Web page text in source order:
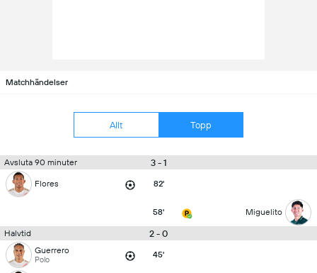
Matchhändelser
Allt Topp
Avsluta 90 minuter 3 - 1
Flores 82'
58' Miguelito
Halvtid 2 - 0
Guerrero
Polo 45'